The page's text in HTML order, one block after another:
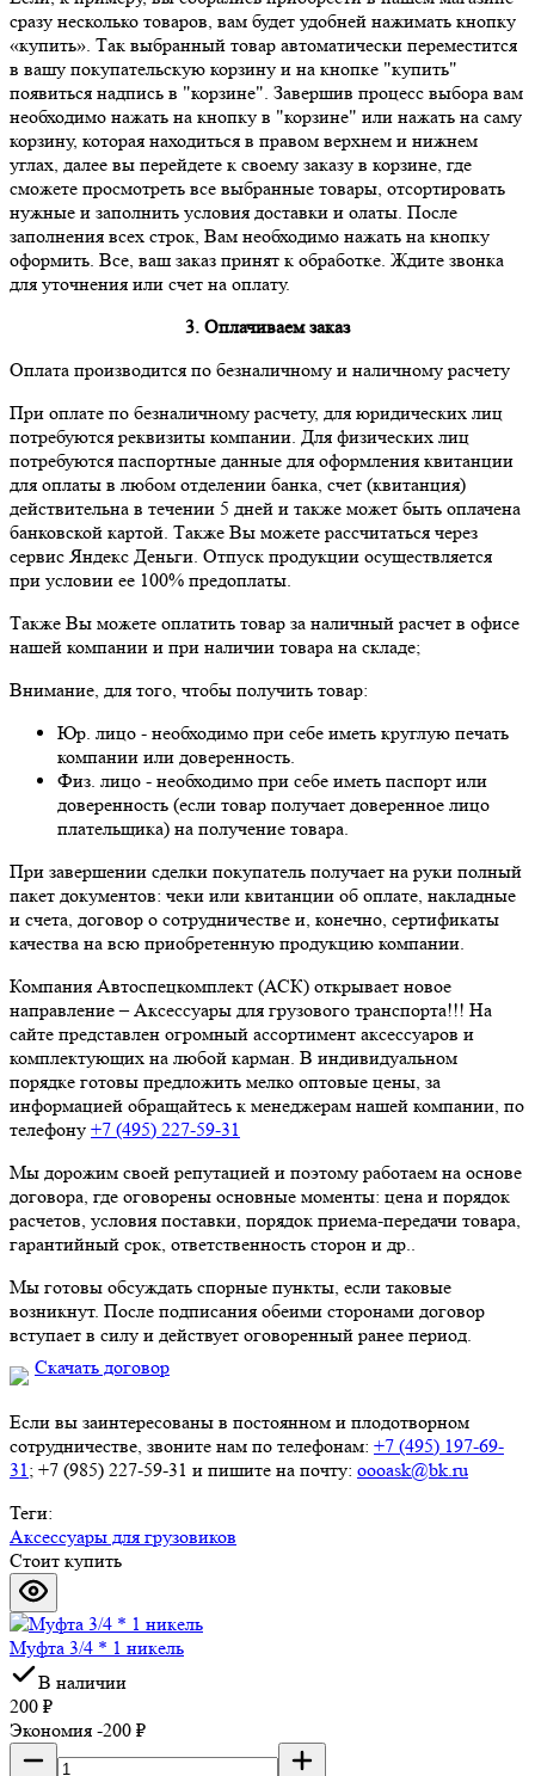
сразу несколько товаров, вам будет удобней нажимать кнопку
«купить». Так выбранный товар автоматически переместится
в вашу покупательскую корзину и на кнопке "купить"
появиться надпись в "корзине". Завершив процесс выбора вам
необходимо нажать на кнопку в "корзине" или нажать на саму
корзину, которая находиться в правом верхнем и нижнем
углах, далее вы перейдете к своему заказу в корзине, где
сможете просмотреть все выбранные товары, отсортировать
нужные и заполнить условия доставки и олаты. После
заполнения всех строк, Вам необходимо нажать на кнопку
оформить. Все, ваш заказ принят к обработке. Ждите звонка
для уточнения или счет на оплату.
3. Оплачиваем заказ
Оплата производится по безналичному и наличному расчету
При оплате по безналичному расчету, для юридических лиц
потребуются реквизиты компании. Для физических лиц
потребуются паспортные данные для оформления квитанции
для оплаты в любом отделении банка, счет (квитанция)
действительна в течении 5 дней и также может быть оплачена
банковской картой. Также Вы можете рассчитаться через
сервис Яндекс Деньги. Отпуск продукции осуществляется
при условии ее 100% предоплаты.
Также Вы можете оплатить товар за наличный расчет в офисе
нашей компании и при наличии товара на складе;
Внимание, для того, чтобы получить товар:
Юр. лицо - необходимо при себе иметь круглую печать
компании или доверенность.
Физ. лицо - необходимо при себе иметь паспорт или
доверенность (если товар получает доверенное лицо
плательщика) на получение товара.
При завершении сделки покупатель получает на руки полный
пакет документов: чеки или квитанции об оплате, накладные
и счета, договор о сотрудничестве и, конечно, сертификаты
качества на всю приобретенную продукцию компании.
Компания Автоспецкомплект (АСК) открывает новое
направление – Аксессуары для грузового транспорта!!! На
сайте представлен огромный ассортимент аксессуаров и
комплектующих на любой карман. В индивидуальном
порядке готовы предложить мелко оптовые цены, за
информацией обращайтесь к менеджерам нашей компании, по
телефону +7 (495) 227-59-31
Мы дорожим своей репутацией и поэтому работаем на основе
договора, где оговорены основные моменты: цена и порядок
расчетов, условия поставки, порядок приема-передачи товара,
гарантийный срок, ответственность сторон и др..
Мы готовы обсуждать спорные пункты, если таковые
возникнут. После подписания обеими сторонами договор
вступает в силу и действует оговоренный ранее период.
Скачать договор
Если вы заинтересованы в постоянном и плодотворном
сотрудничестве, звоните нам по телефонам: +7 (495) 197-69-
31; +7 (985) 227-59-31 и пишите на почту: oooask@bk.ru
Теги:
Аксессуары для грузовиков
Стоит купить
Муфта 3/4 * 1 никель
В наличии
200 ₽
Экономия -200 ₽